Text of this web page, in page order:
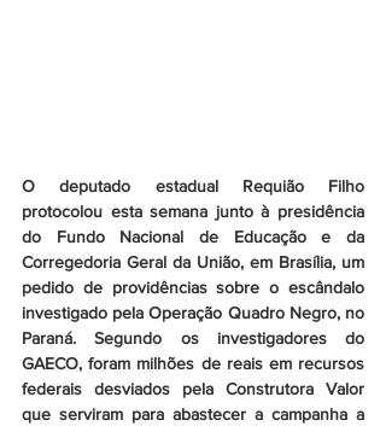
O deputado estadual Requião Filho
protocolou esta semana junto à presidência
do Fundo Nacional de Educação e da
Corregedoria Geral da União, em Brasília, um
pedido de providências sobre o escândalo
investigado pela Operação Quadro Negro, no
Paraná. Segundo os investigadores do
GAECO, foram milhões de reais em recursos
federais desviados pela Construtora Valor
que serviram para abastecer a campanha a